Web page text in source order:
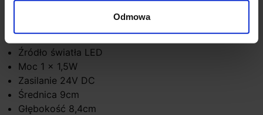
Odmowa
Dane techniczne:
Źródło światła LED
Moc 1 x 1,5W
Zasilanie 24V DC
Średnica 9cm
Głębokość 8,4cm